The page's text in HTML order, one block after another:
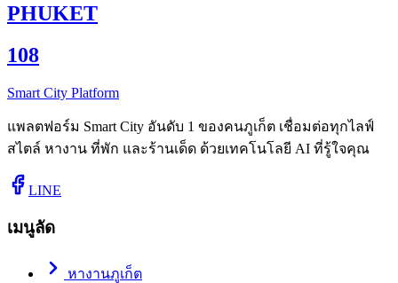
PHUKET
108
Smart City Platform
แพลตฟอร์ม Smart City อันดับ 1 ของคนภูเก็ต เชื่อมต่อทุกไลฟ์
สไตล์ หางาน ที่พัก และร้านเด็ด ด้วยเทคโนโลยี AI ที่รู้ใจคุณ
LINE
เมนูลัด
หางานภูเก็ต